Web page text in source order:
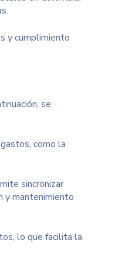
y cumplimiento
se
como la
sincronizar
y mantenimiento
lo que facilita la